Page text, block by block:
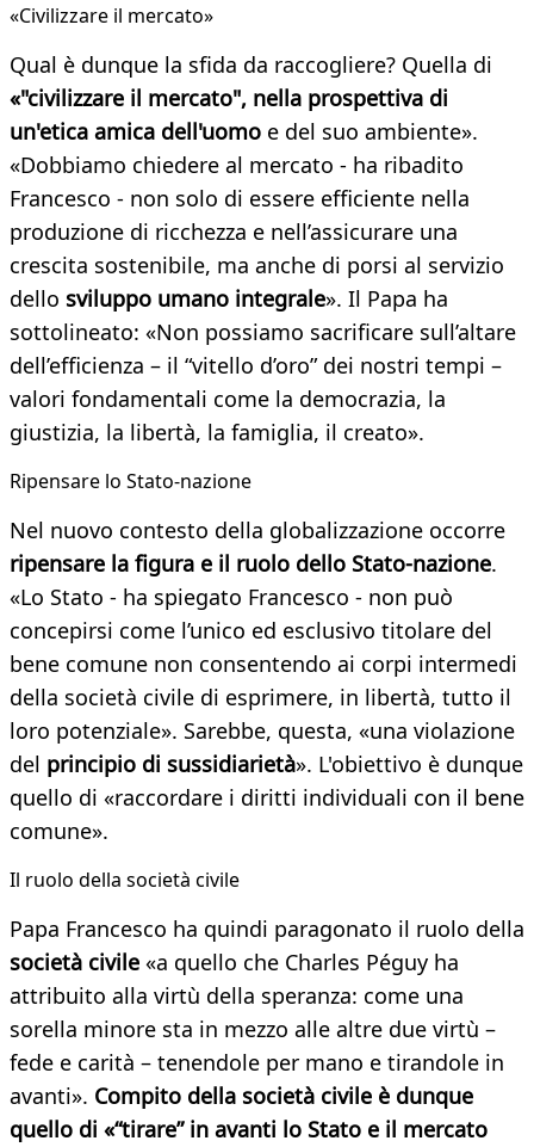
«Civilizzare il mercato»
Qual è dunque la sfida da raccogliere? Quella di
«"civilizzare il mercato", nella prospettiva di
un'etica amica dell'uomo e del suo ambiente».
«Dobbiamo chiedere al mercato - ha ribadito
Francesco - non solo di essere efficiente nella
produzione di ricchezza e nell’assicurare una
crescita sostenibile, ma anche di porsi al servizio
dello sviluppo umano integrale». Il Papa ha
sottolineato: «Non possiamo sacrificare sull’altare
dell’efficienza – il “vitello d’oro” dei nostri tempi –
valori fondamentali come la democrazia, la
giustizia, la libertà, la famiglia, il creato».
Ripensare lo Stato-nazione
Nel nuovo contesto della globalizzazione occorre
ripensare la figura e il ruolo dello Stato-nazione.
«Lo Stato - ha spiegato Francesco - non può
concepirsi come l’unico ed esclusivo titolare del
bene comune non consentendo ai corpi intermedi
della società civile di esprimere, in libertà, tutto il
loro potenziale». Sarebbe, questa, «una violazione
del principio di sussidiarietà». L'obiettivo è dunque
quello di «raccordare i diritti individuali con il bene
comune».
Il ruolo della società civile
Papa Francesco ha quindi paragonato il ruolo della
società civile «a quello che Charles Péguy ha
attribuito alla virtù della speranza: come una
sorella minore sta in mezzo alle altre due virtù –
fede e carità – tenendole per mano e tirandole in
avanti». Compito della società civile è dunque
quello di «“tirare” in avanti lo Stato e il mercato